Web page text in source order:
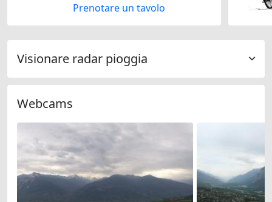
Prenotare un tavolo
Visionare radar pioggia
Webcams